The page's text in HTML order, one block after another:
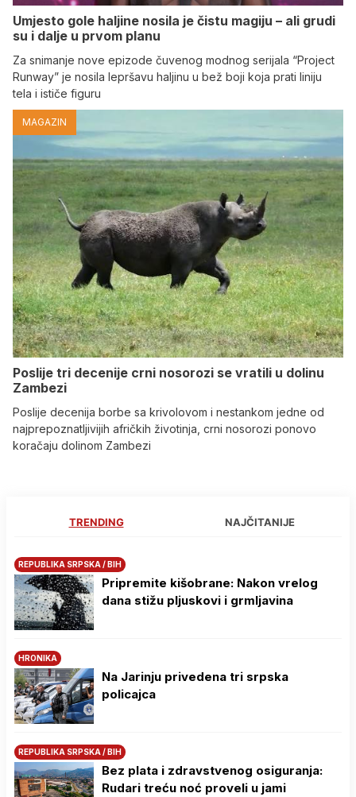
Umjesto gole haljine nosila je čistu magiju – ali grudi
su i dalje u prvom planu
Za snimanje nove epizode čuvenog modnog serijala “Project
Runway” je nosila lepršavu haljinu u bež boji koja prati liniju
tela i ističe figuru
MAGAZIN
Poslije tri decenije crni nosorozi se vratili u dolinu
Zambezi
Poslije decenija borbe sa krivolovom i nestankom jedne od
najprepoznatljivijih afričkih životinja, crni nosorozi ponovo
koračaju dolinom Zambezi
TRENDING NAJČITANIJE
REPUBLIKA SRPSKA / BIH
Pripremite kišobrane: Nakon vrelog
dana stižu pljuskovi i grmljavina
HRONIKA
Na Јarinju privedena tri srpska
policajca
REPUBLIKA SRPSKA / BIH
Bez plata i zdravstvenog osiguranja:
Rudari treću noć proveli u jami